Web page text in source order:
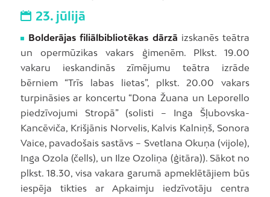
23. jūlijā
Bolderājas filiālbibliotēkas dārzā izskanēs teātra
un opermūzikas vakars ģimenēm. Plkst. 19.00
vakaru ieskandinās zīmējumu teātra izrāde
bērniem “Trīs labas lietas”, plkst. 20.00 vakars
turpināsies ar koncertu “Dona Žuana un Leporello
piedzīvojumi Stropā” (solisti – Inga Šļubovska-
Kancēviča, Krišjānis Norvelis, Kalvis Kalniņš, Sonora
Vaice, pavadošais sastāvs – Svetlana Okuņa (vijole),
Inga Ozola (čells), un Ilze Ozoliņa (ģitāra)). Sākot no
plkst. 18.30, visa vakara garumā apmeklētājiem būs
iespēja tikties ar Apkaimju iedzīvotāju centra